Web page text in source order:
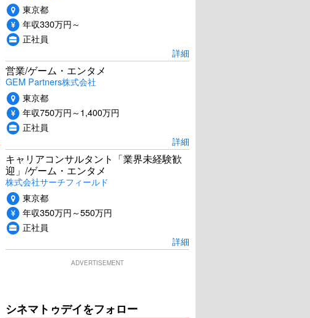
東京都
年収330万円～
正社員
詳細
営業/ゲーム・エンタメ
GEM Partners株式会社
東京都
年収750万円～1,400万円
正社員
詳細
キャリアコンサルタント「業界未経験歓
迎」/ゲーム・エンタメ
株式会社サーチフィールド
東京都
年収350万円～550万円
正社員
詳細
ADVERTISEMENT
シネマトゥデイをフォロー